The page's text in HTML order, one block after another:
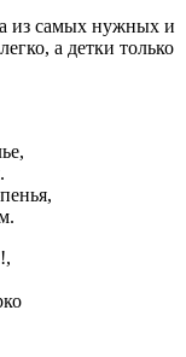
из самых нужных и
а детки только